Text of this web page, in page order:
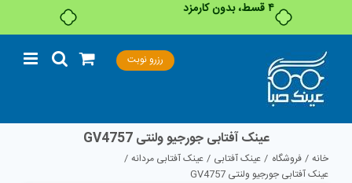
۴ قسط، بدون کارمزد
content
رزرو نوبت
عینک آفتابی جورجیو ولنتی GV4757
خانه فروشگاه عینک آفتابی
عینک آفتابی مردانه
عینک آفتابی جورجیو ولنتی GV4757